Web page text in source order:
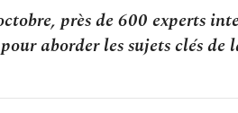
près de 600 experts
aborder les sujets clés de